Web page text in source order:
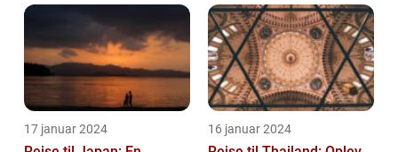
17 januar 2024 16 januar 2024